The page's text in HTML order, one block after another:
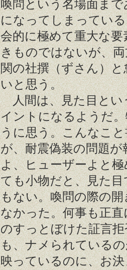
喚問という名場面ま
になってしまってい
会的に極めて重大な
きものではないが、
関の社撰（ずさん）
いと思う。
人間は、見た目とい
イントになるようだ
うに思う。こんなこ
が、耐震偽装の問題
よ、ヒューザーよと
ても小物だと、見た
もない。喚問の際の
なかった。何事も正
のすっとぼけた証言
も、ナメられている
映っているのに、お